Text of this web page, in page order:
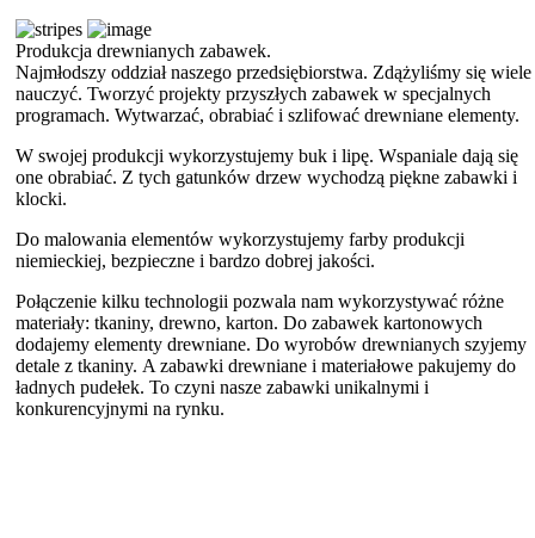
Produkcja drewnianych zabawek.
Najmłodszy oddział naszego przedsiębiorstwa. Zdążyliśmy się wiele
nauczyć. Tworzyć projekty przyszłych zabawek w specjalnych
programach. Wytwarzać, obrabiać i szlifować drewniane elementy.
W swojej produkcji wykorzystujemy buk i lipę. Wspaniale dają się
one obrabiać. Z tych gatunków drzew wychodzą piękne zabawki i
klocki.
Do malowania elementów wykorzystujemy farby produkcji
niemieckiej, bezpieczne i bardzo dobrej jakości.
Połączenie kilku technologii pozwala nam wykorzystywać różne
materiały: tkaniny, drewno, karton. Do zabawek kartonowych
dodajemy elementy drewniane. Do wyrobów drewnianych szyjemy
detale z tkaniny. A zabawki drewniane i materiałowe pakujemy do
ładnych pudełek. To czyni nasze zabawki unikalnymi i
konkurencyjnymi na rynku.